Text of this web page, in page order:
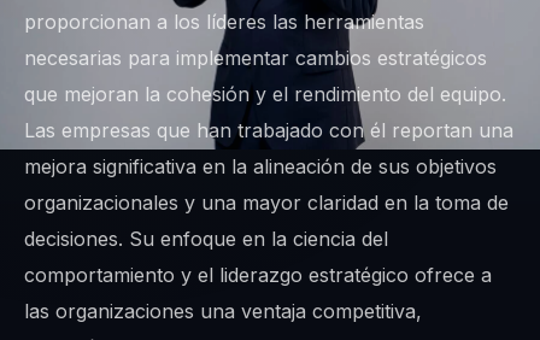
proporcionan a los líderes las herramientas
necesarias para implementar cambios estratégicos
que mejoran la cohesión y el rendimiento del equipo.
Las empresas que han trabajado con él reportan una
mejora significativa en la alineación de sus objetivos
organizacionales y una mayor claridad en la toma de
decisiones. Su enfoque en la ciencia del
comportamiento y el liderazgo estratégico ofrece a
las organizaciones una ventaja competitiva,